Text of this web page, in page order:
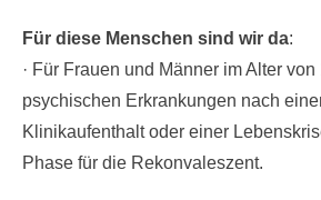
Für diese Menschen sind wir da:
· Für Frauen und Männer im Alter
psychischen Erkrankungen nach
Klinikaufenthalt oder einer
Phase für die Rekonvaleszent.